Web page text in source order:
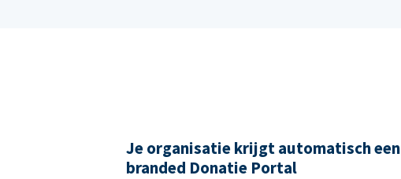
Je organisatie krijgt automatisch een
branded Donatie Portal